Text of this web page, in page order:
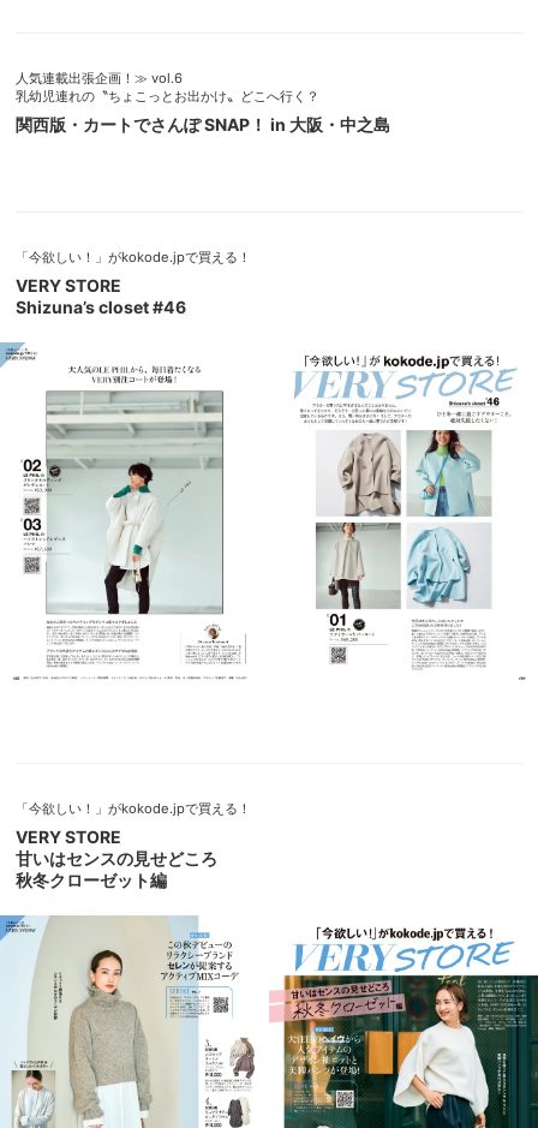
人気連載出張企画！≫ vol.6
乳幼児連れの〝ちょこっとお出かけ〟どこへ行く？
関西版・カートでさんぽ SNAP！ in 大阪・中之島
「今欲しい！」がkokode.jpで買える！
VERY STORE
Shizuna’s closet #46
「今欲しい！」がkokode.jpで買える！
VERY STORE
甘いはセンスの見せどころ
秋冬クローゼット編